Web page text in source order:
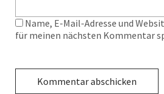
Name, E-Mail-Adresse und
für meinen nächsten Kommentar